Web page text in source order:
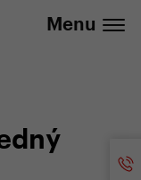
Menu